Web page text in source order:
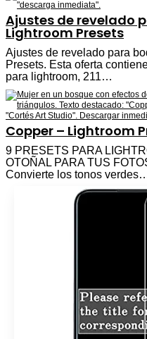
Ajustes de revelado
Lightroom Presets
Ajustes de revelado para
Presets. Esta oferta
para lightroom, 211…
Copper – Lightroom
9 PRESETS PARA
OTOÑAL PARA TUS
Convierte los tonos